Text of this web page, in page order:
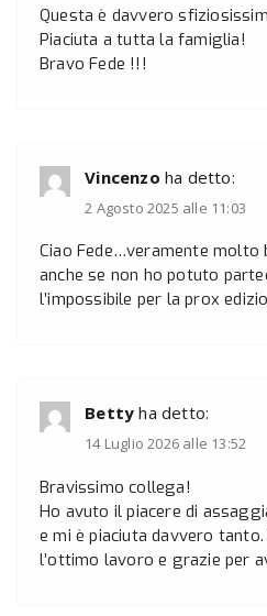
Questa è davvero
Piaciuta a tutta la famiglia!
Bravo Fede !!!
Vincenzo ha detto:
2 Agosto 2025 alle 11:03
Ciao Fede…veramente molto
anche se non ho potuto
l’impossibile per la prox
Betty ha detto:
14 Luglio 2026 alle 13:52
Bravissimo collega!
Ho avuto il piacere di
e mi è piaciuta davvero
l’ottimo lavoro e grazie per